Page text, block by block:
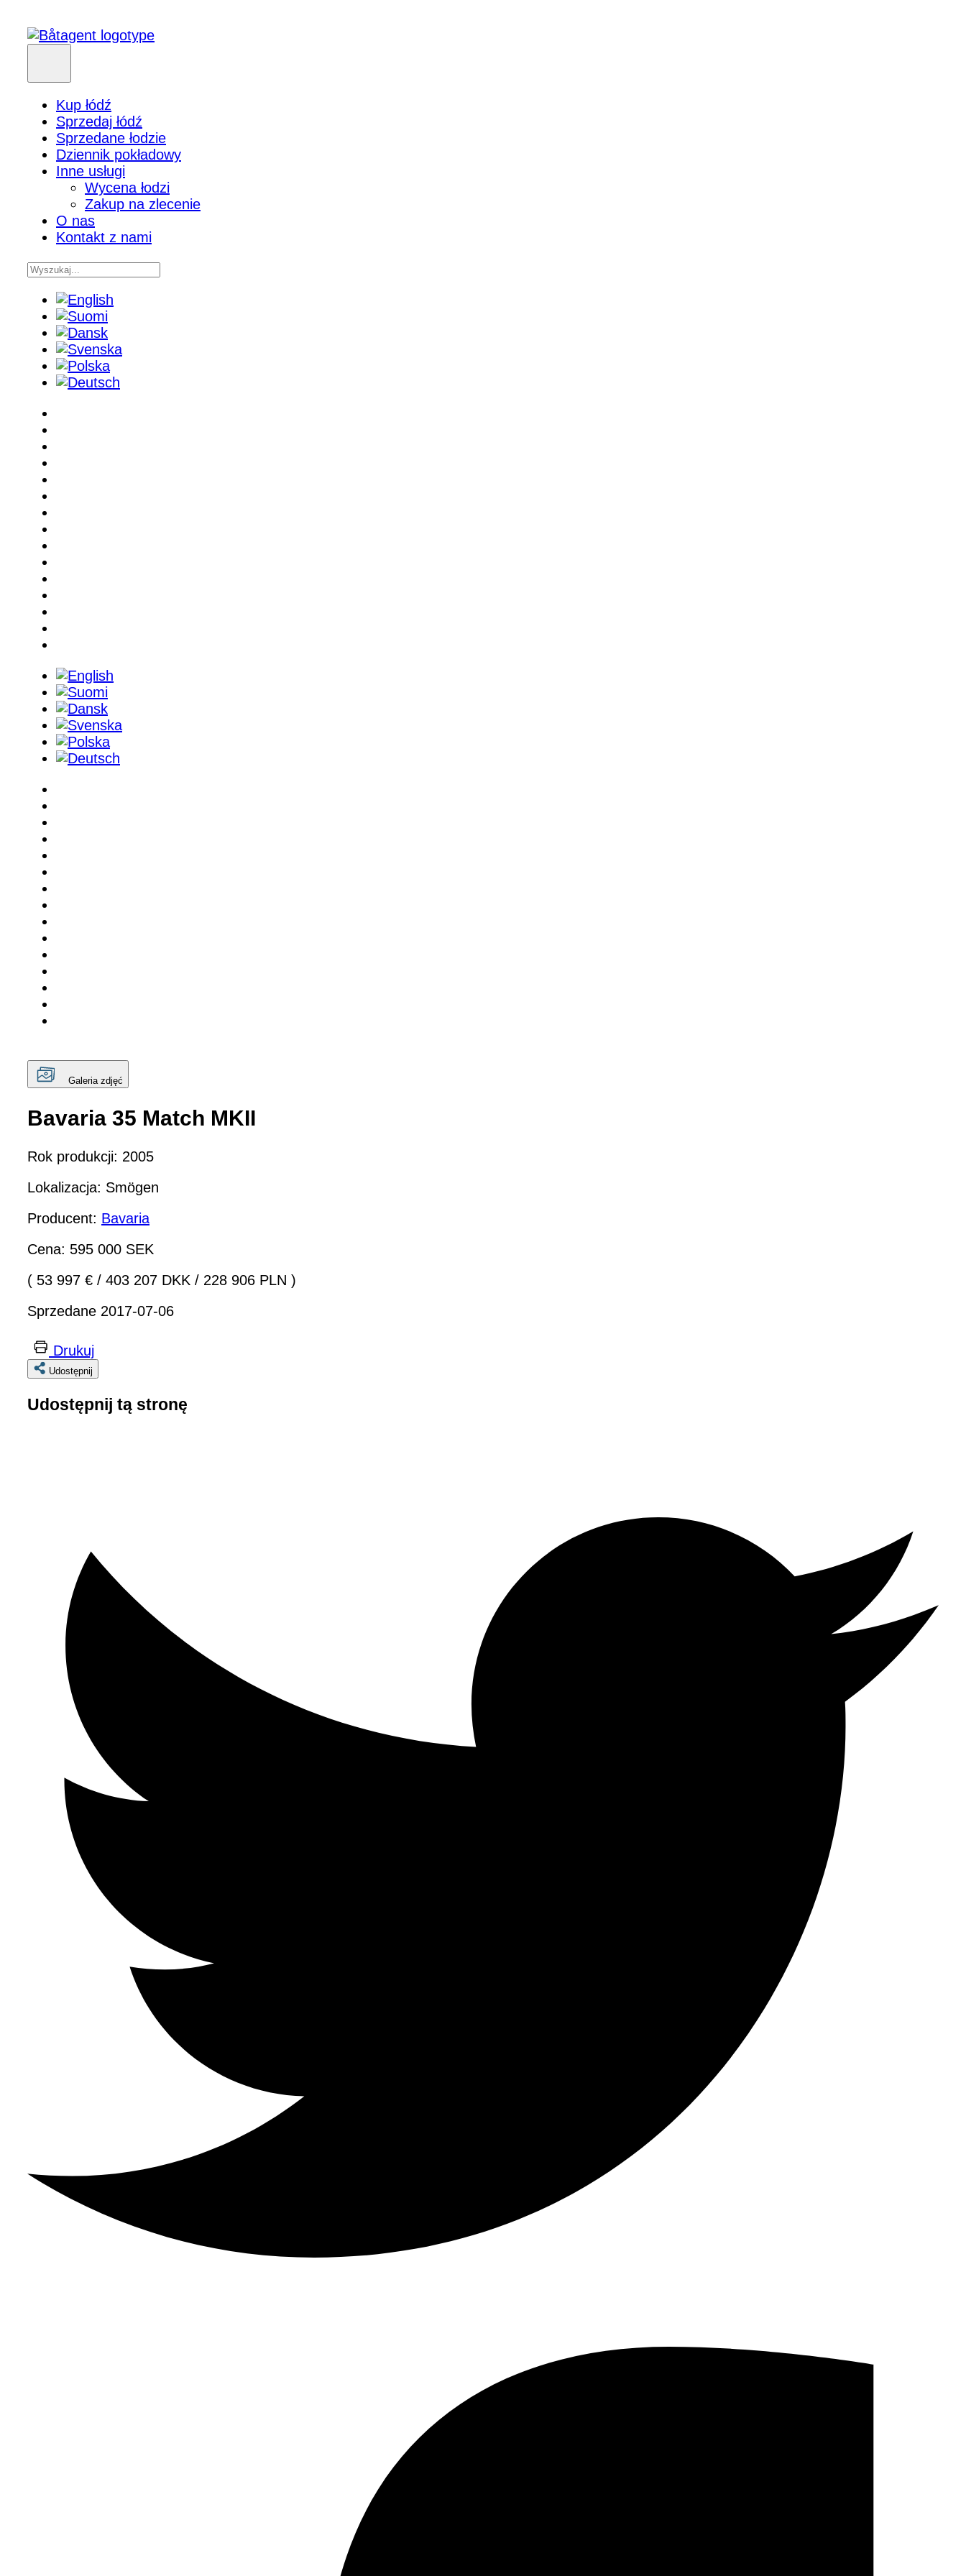
Kup łódź
Sprzedaj łódź
Sprzedane łodzie
Dziennik pokładowy
Inne usługi
Wycena łodzi
Zakup na zlecenie
O nas
Kontakt z nami
Galeria zdjęć
Bavaria 35 Match MKII
Rok produkcji: 2005
Lokalizacja: Smögen
Producent: Bavaria
Cena: 595 000 SEK
( 53 997 € / 403 207 DKK / 228 906 PLN )
Sprzedane 2017-07-06
Drukuj
Udostępnij
Udostępnij tą stronę